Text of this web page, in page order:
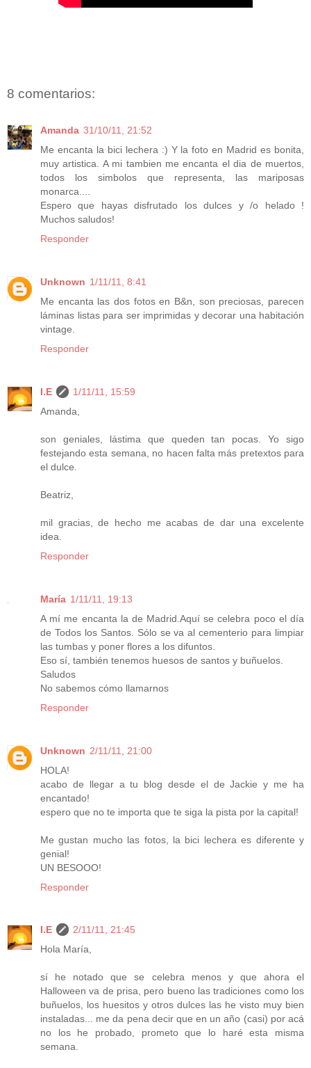
8 comentarios:
Amanda 31/10/11, 21:52
Me encanta la bici lechera :) Y la foto en Madrid es bonita,
muy artistica. A mi tambien me encanta el dia de muertos,
todos los simbolos que representa, las mariposas
monarca....
Espero que hayas disfrutado los dulces y /o helado !
Muchos saludos!
Responder
Unknown 1/11/11, 8:41
Me encanta las dos fotos en B&n, son preciosas, parecen
láminas listas para ser imprimidas y decorar una habitación
vintage.
Responder
I.E
1/11/11, 15:59
Amanda,
son geniales, lástima que queden tan pocas. Yo sigo
festejando esta semana, no hacen falta más pretextos para
el dulce.
Beatriz,
mil gracias, de hecho me acabas de dar una excelente
idea.
Responder
María 1/11/11, 19:13
A mí me encanta la de Madrid.Aquí se celebra poco el día
de Todos los Santos. Sólo se va al cementerio para limpiar
las tumbas y poner flores a los difuntos.
Eso sí, también tenemos huesos de santos y buñuelos.
Saludos
No sabemos cómo llamarnos
Responder
Unknown 2/11/11, 21:00
HOLA!
acabo de llegar a tu blog desde el de Jackie y me ha
encantado!
espero que no te importa que te siga la pista por la capital!
Me gustan mucho las fotos, la bici lechera es diferente y
genial!
UN BESOOO!
Responder
I.E
2/11/11, 21:45
Hola María,
sí he notado que se celebra menos y que ahora el
Halloween va de prisa, pero bueno las tradiciones como los
buñuelos, los huesitos y otros dulces las he visto muy bien
instaladas... me da pena decir que en un año (casi) por acá
no los he probado, prometo que lo haré esta misma
semana.